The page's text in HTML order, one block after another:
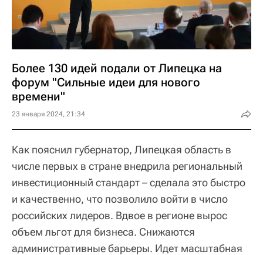
Более 130 идей подали от Липецка на
форум "Сильные идеи для нового
времени"
23 января 2024, 21:34
Как пояснил губернатор, Липецкая область в
числе первых в стране внедрила региональный
инвестиционный стандарт – сделала это быстро
и качественно, что позволило войти в число
российских лидеров. Вдвое в регионе вырос
объем льгот для бизнеса. Снижаются
административные барьеры. Идет масштабная